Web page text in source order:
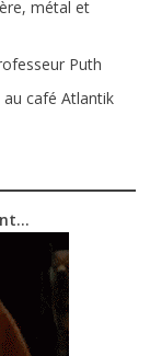
métal et
Puth
au café Atlantik